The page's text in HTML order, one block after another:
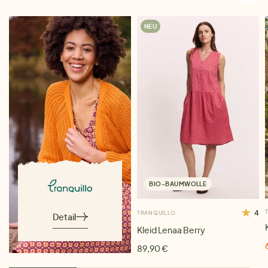
Detail
NEU
BIO-BAUMWOLLE
TRANQUILLO 4
Kleid Lenaa Berry
89,90 €